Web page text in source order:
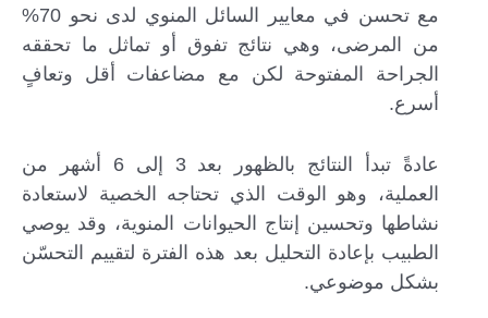
مع تحسن في معايير السائل المنوي لدى نحو 70%
من المرضى، وهي نتائج تفوق أو تماثل ما تحققه
الجراحة المفتوحة لكن مع مضاعفات أقل وتعافٍ
أسرع.
عادةً تبدأ النتائج بالظهور بعد 3 إلى 6 أشهر من
العملية، وهو الوقت الذي تحتاجه الخصية لاستعادة
نشاطها وتحسين إنتاج الحيوانات المنوية، وقد يوصي
الطبيب بإعادة التحليل بعد هذه الفترة لتقييم التحسّن
بشكل موضوعي.